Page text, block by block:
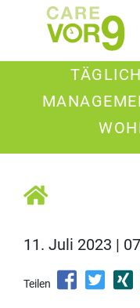
11. Juli 2023 |
Teilen